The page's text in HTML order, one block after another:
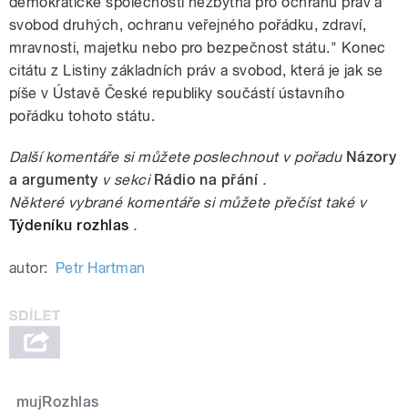
svobod druhých, ochranu veřejného pořádku, zdraví,
mravnosti, majetku nebo pro bezpečnost státu." Konec
citátu z Listiny základních práv a svobod, která je jak se
píše v Ústavě České republiky součástí ústavního
pořádku tohoto státu.
Další komentáře si můžete poslechnout v pořadu Názory
a argumenty v sekci Rádio na přání .
Některé vybrané komentáře si můžete přečíst také v
Týdeníku rozhlas .
autor: Petr Hartman
mujRozhlas